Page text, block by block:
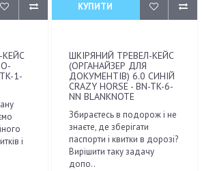
КЕЙС
1-
і
КУПИТИ
ШКІРЯНИЙ ТРЕВЕЛ-КЕЙС
(ОРГАНАЙЗЕР ДЛЯ
ДОКУМЕНТІВ) 6.0 СИНІЙ
CRAZY HORSE - BN-TK-6-
NN BLANKNOTE
Збираєтесь в подорож і не
знаєте, де зберігати
паспорти і квитки в дорозі?
Вирішити таку задачу
допо..